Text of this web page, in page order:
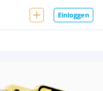
Einloggen